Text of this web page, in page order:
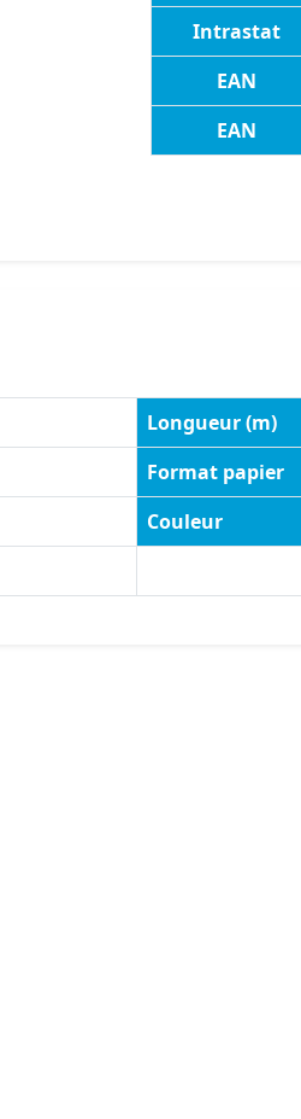
Intrastat
EAN
EAN
Longueur (m)
Format papier
Couleur